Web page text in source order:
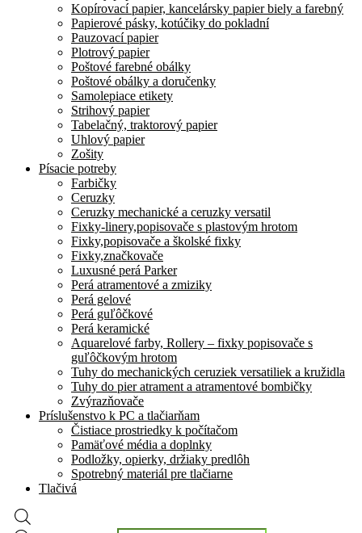
Kopírovací papier, kancelársky papier biely a farebný
Papierové pásky, kotúčiky do pokladní
Pauzovací papier
Plotrový papier
Poštové farebné obálky
Poštové obálky a doručenky
Samolepiace etikety
Strihový papier
Tabelačný, traktorový papier
Uhlový papier
Zošity
Písacie potreby
Farbičky
Ceruzky
Ceruzky mechanické a ceruzky versatil
Fixky-linery,popisovače s plastovým hrotom
Fixky,popisovače a školské fixky
Fixky,značkovače
Luxusné perá Parker
Perá atramentové a zmiziky
Perá gelové
Perá guľôčkové
Perá keramické
Aquarelové farby, Rollery – fixky popisovače s
guľôčkovým hrotom
Tuhy do mechanických ceruziek versatiliek a kružidla
Tuhy do pier atrament a atramentové bombičky
Zvýrazňovače
Príslušenstvo k PC a tlačiarňam
Čistiace prostriedky k počítačom
Pamäťové média a doplnky
Podložky, opierky, držiaky predlôh
Spotrebný materiál pre tlačiarne
Tlačivá